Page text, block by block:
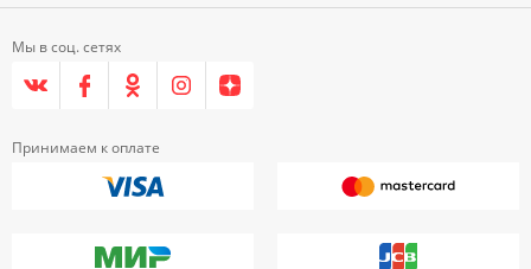
Мы в соц. сетях
Принимаем к оплате